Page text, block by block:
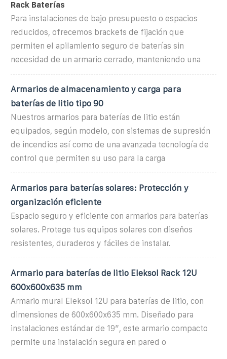
Rack Baterías
Para instalaciones de bajo presupuesto o espacios
reducidos, ofrecemos brackets de fijación que
permiten el apilamiento seguro de baterías sin
necesidad de un armario cerrado, manteniendo una
Armarios de almacenamiento y carga para
baterías de litio tipo 90
Nuestros armarios para baterías de litio están
equipados, según modelo, con sistemas de supresión
de incendios así como de una avanzada tecnología de
control que permiten su uso para la carga
Armarios para baterías solares: Protección y
organización eficiente
Espacio seguro y eficiente con armarios para baterías
solares. Protege tus equipos solares con diseños
resistentes, duraderos y fáciles de instalar.
Armario para baterías de litio Eleksol Rack 12U
600x600x635 mm
Armario mural Eleksol 12U para baterías de litio, con
dimensiones de 600x600x635 mm. Diseñado para
instalaciones estándar de 19”, este armario compacto
permite una instalación segura en pared o